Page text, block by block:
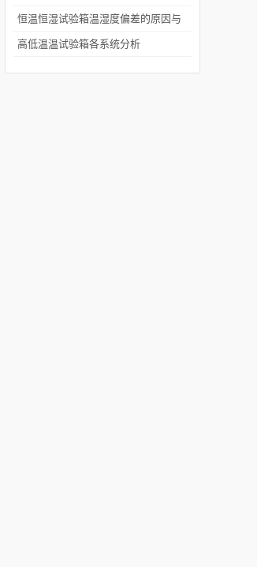
恒温恒湿试验箱温湿度偏差的原因与
解决办法
高低温温试验箱各系统分析